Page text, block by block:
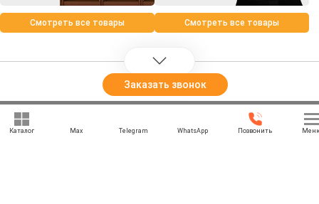
Смотреть все товары Смотреть все товары
+7 (969) 777-85-85
Заказать звонок
Каталог Max Telegram WhatsApp Позвонить